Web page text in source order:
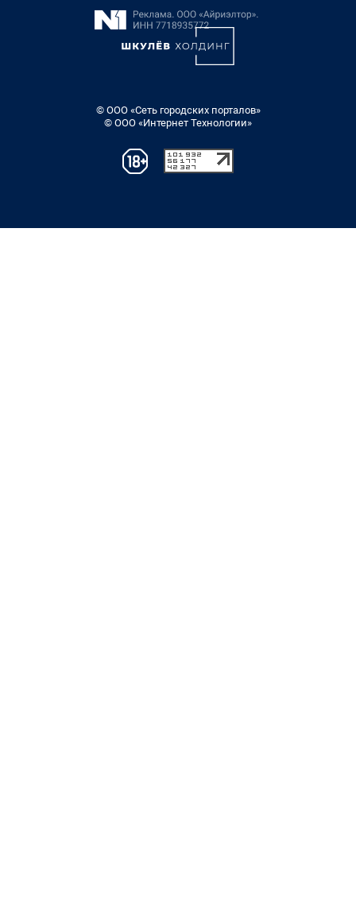
© ООО «Сеть городских порталов»
© ООО «Интернет Технологии»